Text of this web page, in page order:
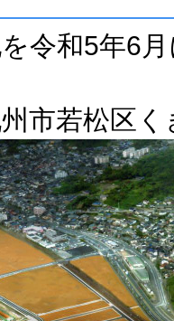
令和5年6
若松区く